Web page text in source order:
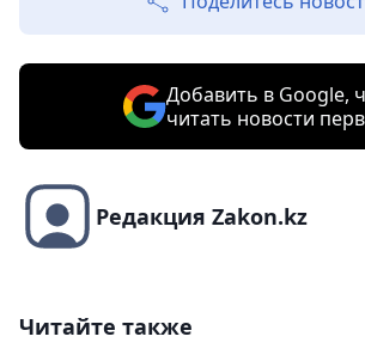
Добавить в Google,
читать новости
Редакция Zakon.kz
Читайте также